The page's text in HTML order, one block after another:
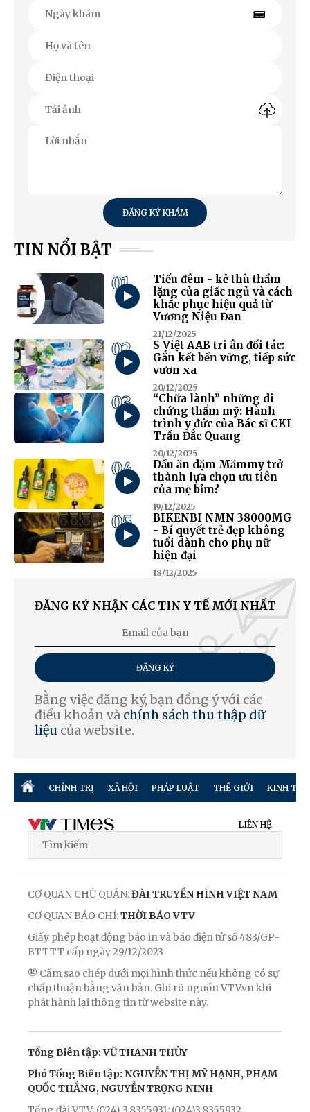
ĐĂNG KÝ KHÁM
TIN NỔI BẬT
01
Tiểu đêm - kẻ thù thầm
lặng của giấc ngủ và cách
khắc phục hiệu quả từ
Vương Niệu Đan
21/12/2025
02
S Việt AAB tri ân đối tác:
Gắn kết bền vững, tiếp sức
vươn xa
20/12/2025
03
“Chữa lành” những di
chứng thẩm mỹ: Hành
trình y đức của Bác sĩ CKI
Trần Đắc Quang
20/12/2025
04
Dầu ăn dặm Mămmy trở
thành lựa chọn ưu tiên
của mẹ bỉm?
19/12/2025
05
BIKENBI NMN 38000MG
- Bí quyết trẻ đẹp không
tuổi dành cho phụ nữ
hiện đại
18/12/2025
ĐĂNG KÝ NHẬN CÁC TIN Y TẾ MỚI NHẤT
ĐĂNG KÝ
Bằng việc đăng ký, bạn đồng ý với các
điều khoản và chính sách thu thập dữ
liệu của website.
CHÍNH TRỊ XÃ HỘI PHÁP LUẬT THẾ GIỚI KINH TẾ
LIÊN HỆ
CƠ QUAN CHỦ QUẢN:ĐÀI TRUYỀN HÌNH VIỆT NAM
CƠ QUAN BÁO CHÍ:THỜI BÁO VTV
Giấy phép hoạt động báo in và báo điện tử số 483/GP-
BTTTT cấp ngày 29/12/2023
® Cấm sao chép dưới mọi hình thức nếu không có sự
chấp thuận bằng văn bản. Ghi rõ nguồn VTV.vn khi
phát hành lại thông tin từ website này.
Tổng Biên tập: VŨ THANH THỦY
Phó Tổng Biên tập: NGUYỄN THỊ MỸ HẠNH, PHẠM
QUỐC THẮNG, NGUYỄN TRỌNG NINH